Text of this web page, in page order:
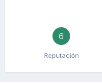
6
Reputación